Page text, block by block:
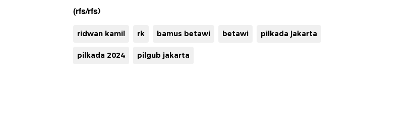
(rfs/rfs)
ridwan kamil rk bamus betawi betawi pilkada jakarta
pilkada 2024 pilgub jakarta